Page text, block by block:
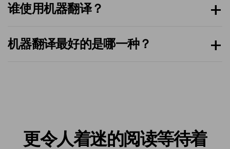
谁使用机器翻译？
机器翻译最好的是哪一种？
更令人着迷的阅读等待着